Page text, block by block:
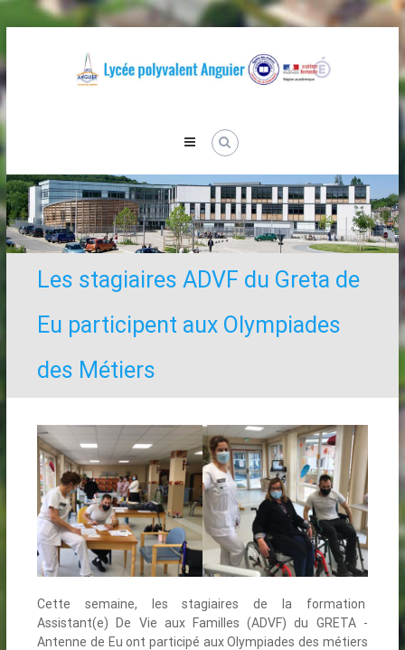
to
content
Les stagiaires ADVF du Greta de
Eu participent aux Olympiades
des Métiers
Cette semaine, les stagiaires de la formation
Assistant(e) De Vie aux Familles (ADVF) du GRETA -
Antenne de Eu ont participé aux Olympiades des métiers